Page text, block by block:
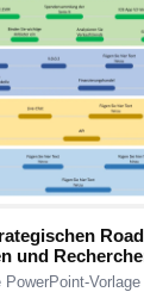
und
PowerPoint-